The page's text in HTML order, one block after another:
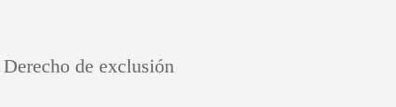
Derecho de exclusión